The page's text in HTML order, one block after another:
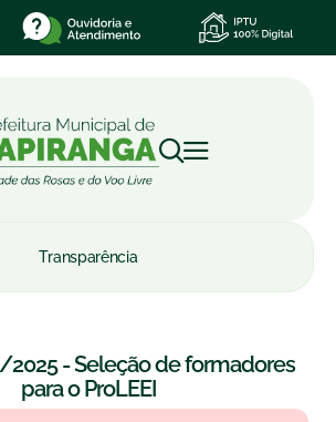
Transparência
2025 - Seleção de formadores
para o ProLEEI